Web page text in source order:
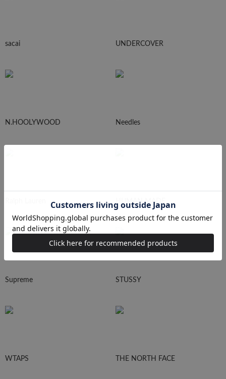
sacai UNDERCOVER
N.HOOLYWOOD Needles
HUMAN MADE
Supreme STUSSY
WTAPS THE NORTH FACE